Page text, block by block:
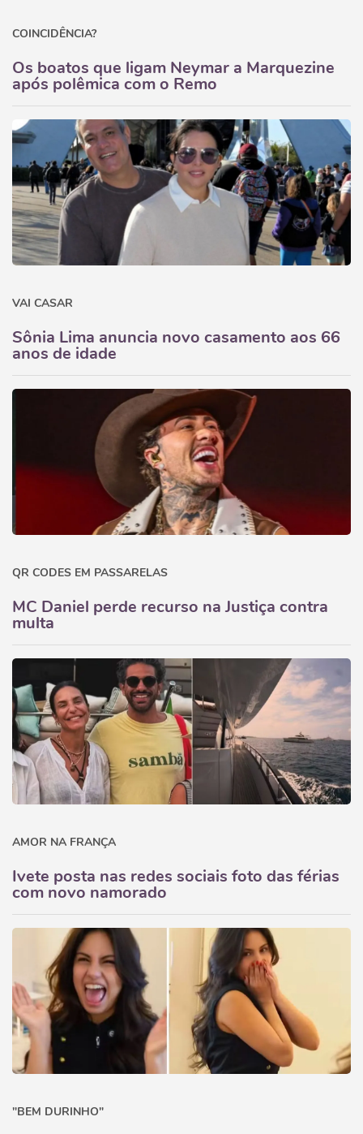
COINCIDÊNCIA?
Os boatos que ligam Neymar a Marquezine
após polêmica com o Remo
VAI CASAR
Sônia Lima anuncia novo casamento aos 66
anos de idade
QR CODES EM PASSARELAS
MC Daniel perde recurso na Justiça contra
multa
AMOR NA FRANÇA
Ivete posta nas redes sociais foto das férias
com novo namorado
"BEM DURINHO"